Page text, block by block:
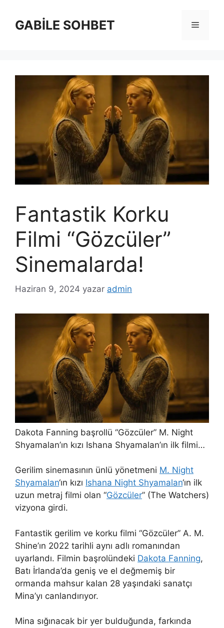
GABİLE SOHBET Menü
Fantastik Korku
Filmi “Gözcüler”
Sinemalarda!
Haziran 9, 2024 yazar admin
Dakota Fanning başrollü “Gözcüler” M. Night
Shyamalan’ın kızı Ishana Shyamalan’ın ilk filmi…
Gerilim sinemasının ünlü yönetmeni M. Night
Shyamalan‘ın kızı Ishana Night Shyamalan‘ın ilk
uzun metraj filmi olan “Gözcüler” (The Watchers)
vizyona girdi.
Fantastik gerilim ve korku filmi “Gözcüler” A. M.
Shine’ın 2022 tarihli aynı adlı romanından
uyarlandı. Filmin başrolündeki Dakota Fanning,
Batı İrlanda’da geniş ve el değmemiş bir
ormanda mahsur kalan 28 yaşındaki sanatçı
Mina’yı canlandırıyor.
Mina sığınacak bir yer bulduğunda, farkında